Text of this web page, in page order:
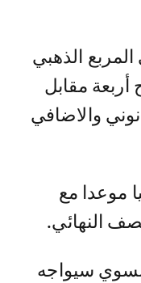
مقابل
والاضافي
موعدا مع
النهائي.
سيواجه